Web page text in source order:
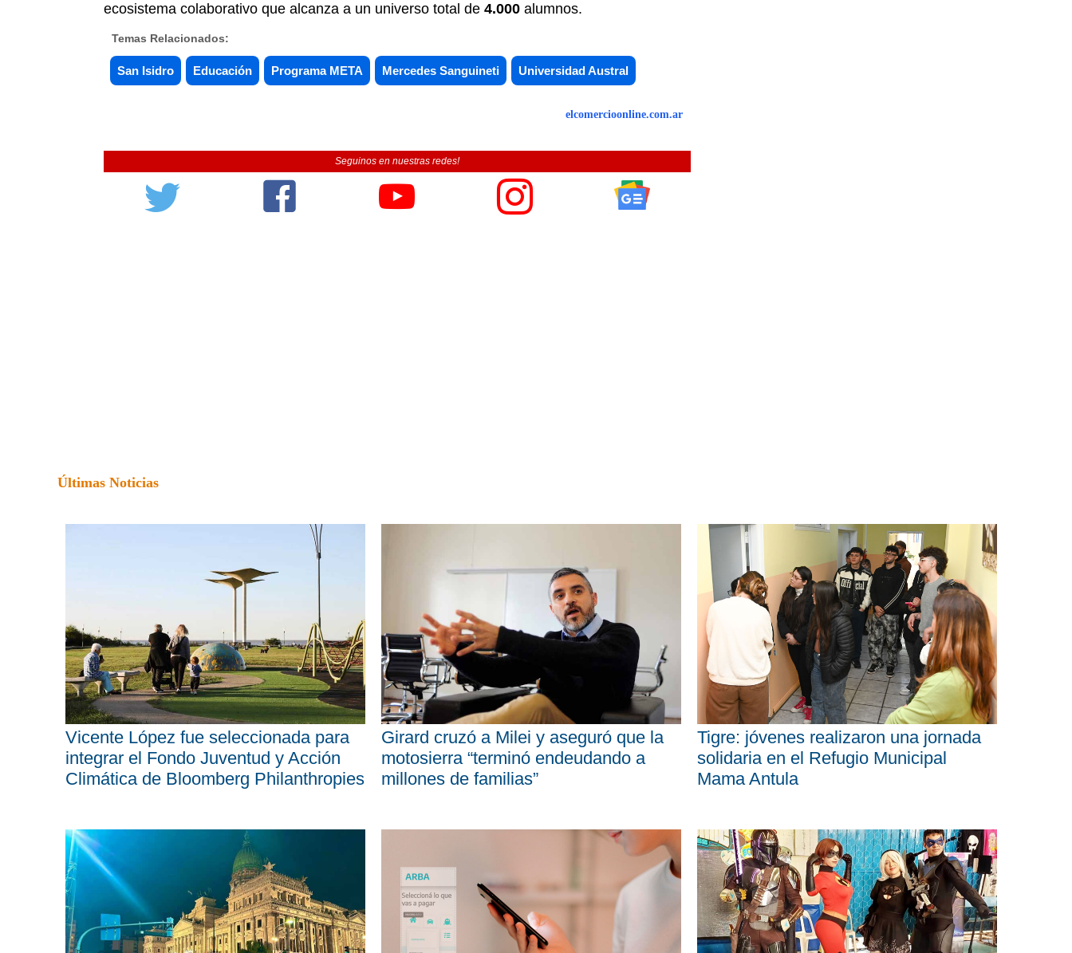
ecosistema colaborativo que alcanza a un universo total de 4.000 alumnos.
Temas Relacionados:
San Isidro Educación Programa META Mercedes Sanguineti Universidad Austral
elcomercioonline.com.ar
Seguinos en nuestras redes!
Últimas Noticias
Vicente López fue seleccionada para
integrar el Fondo Juventud y Acción
Climática de Bloomberg Philanthropies
Girard cruzó a Milei y aseguró que la
motosierra “terminó endeudando a
millones de familias”
Tigre: jóvenes realizaron una jornada
solidaria en el Refugio Municipal
Mama Antula